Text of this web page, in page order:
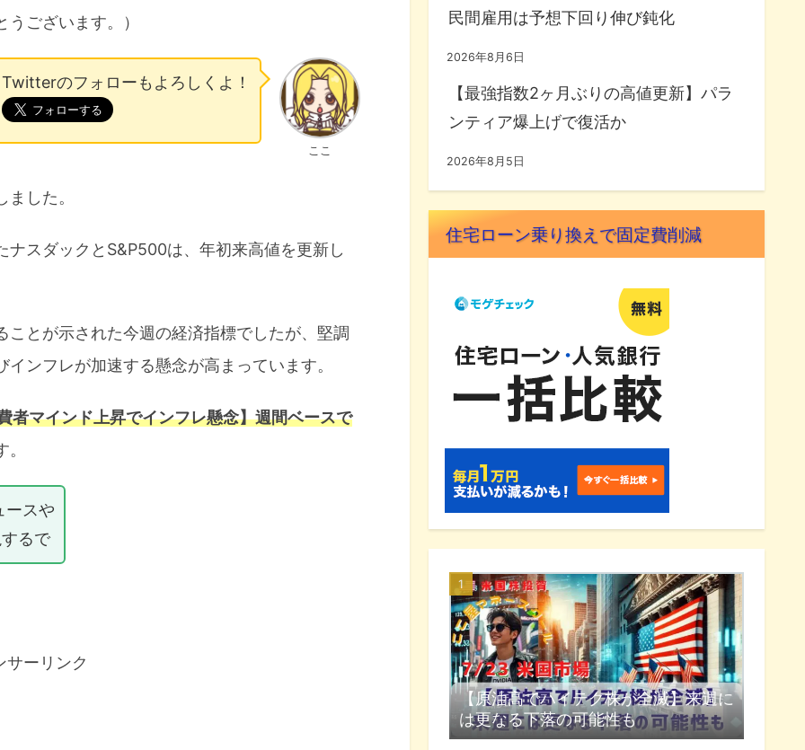
ございます。）
ここ
Twitterのフォローもよろしくよ！
した。
スダックとS&P500は、年初来高値を更新し
とが示された今週の経済指標でしたが、堅調
ンフレが加速する懸念が高まっています。
者マインド上昇でインフレ懸念】週間ベースで
ースや
るで
サーリンク
民間雇用は予想下回り伸び鈍化
2026年8月6日
【最強指数2ヶ月ぶりの高値更新】パラ
ンティア爆上げで復活か
2026年8月5日
住宅ローン乗り換えで固定費削減
【原油高でハイテク株が全滅】来週に
は更なる下落の可能性も